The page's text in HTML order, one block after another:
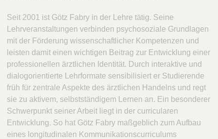
Seit 2001 ist Götz Fabry in der Lehre tätig. Seine
Lehrveranstaltungen verbinden psychosoziale Grundlagen
mit der Förderung wissenschaftlicher Kompetenzen und
leisten damit einen wichtigen Beitrag zur Entwicklung einer
professionellen ärztlichen Identität. Durch interaktive und
dialogorientierte Lehrformate sensibilisiert er Studierende
früh für zentrale Aspekte des ärztlichen Handelns und regt
sie zu aktivem, selbstständigem Lernen an. Ein besonderer
Schwerpunkt seiner Arbeit liegt in der curricularen
Entwicklung. So hat Götz Fabry maßgeblich zum Aufbau
eines longitudinalen Kommunikationscurriculums